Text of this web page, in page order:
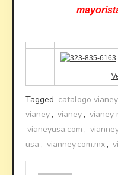
Tagged catalogo vianey
vianey , vianey , vianey
vianeyusa.com ,
usa , vianney.com.mx ,